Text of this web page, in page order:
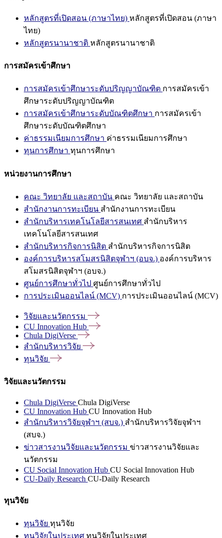
หลักสูตรที่เปิดสอน (ภาษาไทย) หลักสูตรที่เปิดสอน (ภาษา
ไทย)
หลักสูตรนานาชาติ หลักสูตรนานาชาติ
การสมัครเข้าศึกษา
การสมัครเข้าศึกษาระดับปริญญาบัณฑิต การสมัครเข้า
ศึกษาระดับปริญญาบัณฑิต
การสมัครเข้าศึกษาระดับบัณฑิตศึกษา การสมัครเข้า
ศึกษาระดับบัณฑิตศึกษา
ค่าธรรมเนียมการศึกษา ค่าธรรมเนียมการศึกษา
ทุนการศึกษา ทุนการศึกษา
หน่วยงานการศึกษา
คณะ วิทยาลัย และสถาบัน คณะ วิทยาลัย และสถาบัน
สำนักงานการทะเบียน สำนักงานการทะเบียน
สำนักบริหารเทคโนโลยีสารสนเทศ สำนักบริหาร
เทคโนโลยีสารสนเทศ
สำนักบริหารกิจการนิสิต สำนักบริหารกิจการนิสิต
องค์การบริหารสโมสรนิสิตจุฬาฯ (อบจ.) องค์การบริหาร
สโมสรนิสิตจุฬาฯ (อบจ.)
ศูนย์การศึกษาทั่วไป ศูนย์การศึกษาทั่วไป
การประเมินออนไลน์ (MCV) การประเมินออนไลน์ (MCV)
วิจัยและนวัตกรรม
CU Innovation Hub
Chula DigiVerse
สำนักบริหารวิจัย
ทุนวิจัย
วิจัยและนวัตกรรม
Chula DigiVerse Chula DigiVerse
CU Innovation Hub CU Innovation Hub
สำนักบริหารวิจัยจุฬาฯ (สบจ.) สำนักบริหารวิจัยจุฬาฯ
(สบจ.)
ข่าวสารงานวิจัยและนวัตกรรม ข่าวสารงานวิจัยและ
นวัตกรรม
CU Social Innovation Hub CU Social Innovation Hub
CU-Daily Research CU-Daily Research
ทุนวิจัย
ทุนวิจัย ทุนวิจัย
ทุนวิจัยในประเทศ ทุนวิจัยในประเทศ